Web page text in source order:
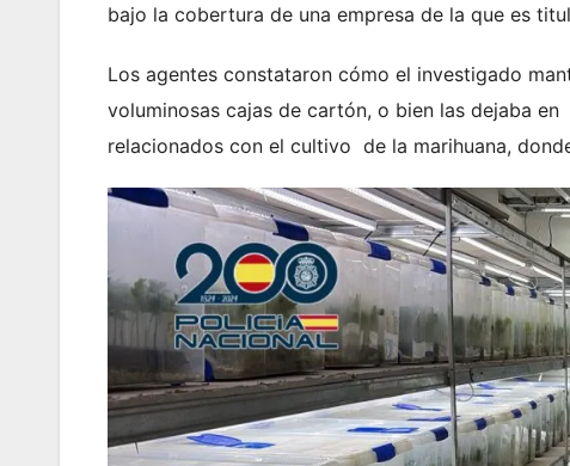
bajo la cobertura de una empresa de la que es
Los agentes constataron cómo el investigado
voluminosas cajas de cartón, o bien las dejaba
relacionados con el cultivo de la marihuana,